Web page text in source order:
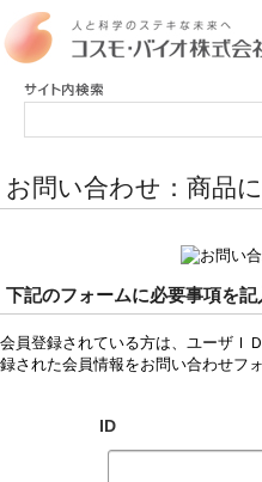
お問い合わせ：商品
下記のフォームに必要事項を記
会員登録されている方は、ユーザＩ
録された会員情報をお問い合わせフ
ID